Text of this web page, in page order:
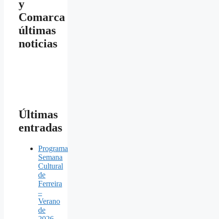
y
Comarca
últimas
noticias
Últimas
entradas
Programa
Semana
Cultural
de
Ferreira
–
Verano
de